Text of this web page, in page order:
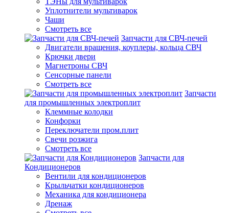
Уплотнители мультиварок
Чаши
Смотреть все
Запчасти для СВЧ-печей
Двигатели вращения, коуплеры, кольца СВЧ
Крючки двери
Магнетроны СВЧ
Сенсорные панели
Смотреть все
Запчасти
для промышленных электроплит
Клеммные колодки
Конфорки
Переключатели пром.плит
Свечи розжига
Смотреть все
Запчасти для
Кондиционеров
Вентили для кондиционеров
Крыльчатки кондиционеров
Механика для кондиционера
Дренаж